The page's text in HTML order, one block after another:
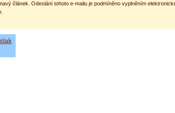
článek. Odeslání tohoto e-mailu je podmíněno vyplněním